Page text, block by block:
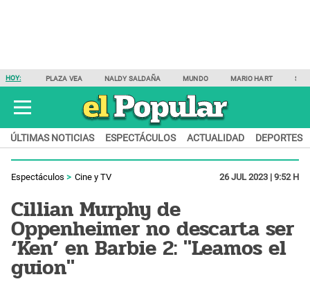
HOY: PLAZA VEA NALDY SALDAÑA MUNDO MARIO HART
ÚLTIMAS NOTICIAS ESPECTÁCULOS ACTUALIDAD DEPORTES
Espectáculos Cine y TV 26 JUL 2023 | 9:52 H
Cillian Murphy de
Oppenheimer no descarta ser
‘Ken’ en Barbie 2: "Leamos el
guion"